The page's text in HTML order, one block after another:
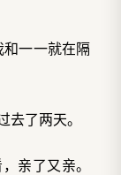
一一就在隔
了两天。
亲了又亲。